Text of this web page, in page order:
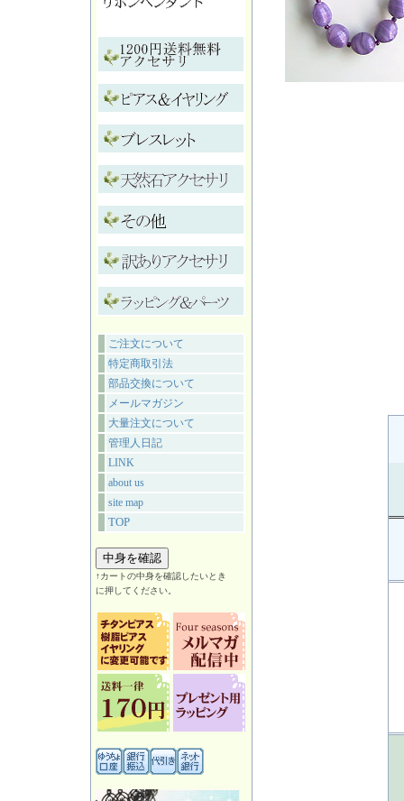
ご注文について
特定商取引法
部品交換について
メールマガジン
大量注文について
管理人日記
LINK
about us
site map
TOP
↑カートの中身を確認したいとき
に押してください。